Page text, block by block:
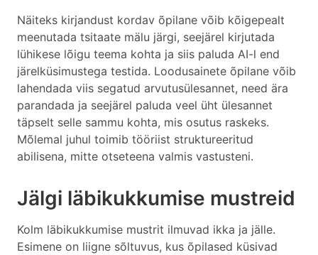
Näiteks kirjandust kordav õpilane võib kõigepealt
meenutada tsitaate mälu järgi, seejärel kirjutada
lühikese lõigu teema kohta ja siis paluda AI-l end
järelküsimustega testida. Loodusainete õpilane võib
lahendada viis segatud arvutusülesannet, need ära
parandada ja seejärel paluda veel üht ülesannet
täpselt selle sammu kohta, mis osutus raskeks.
Mõlemal juhul toimib tööriist struktureeritud
abilisena, mitte otseteena valmis vastusteni.
Jälgi läbikukkumise mustreid
Kolm läbikukkumise mustrit ilmuvad ikka ja jälle.
Esimene on liigne sõltuvus, kus õpilased küsivad